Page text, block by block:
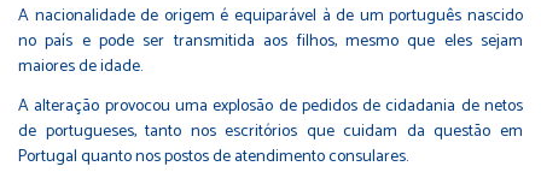
A nacionalidade de origem é equiparável à de um português nascido
no país e pode ser transmitida aos filhos, mesmo que eles sejam
maiores de idade.
A alteração provocou uma explosão de pedidos de cidadania de netos
de portugueses, tanto nos escritórios que cuidam da questão em
Portugal quanto nos postos de atendimento consulares.